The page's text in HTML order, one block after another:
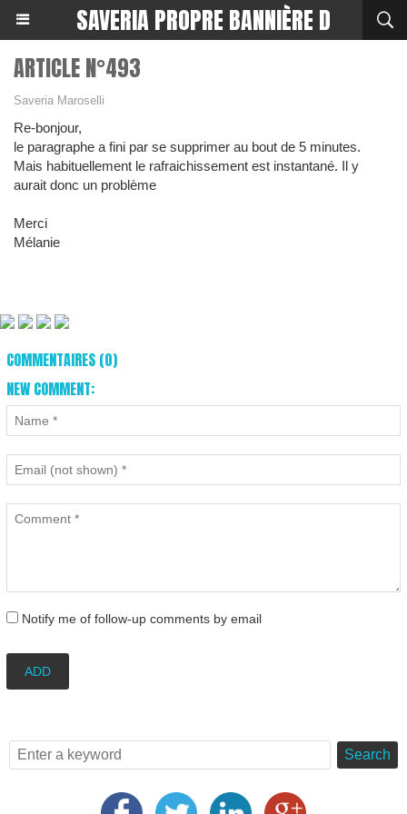
SAVERIA PROPRE BANNIÈRE D
ARTICLE N°493
Saveria Maroselli
Re-bonjour,
le paragraphe a fini par se supprimer au bout de 5 minutes.
Mais habituellement le rafraichissement est instantané. Il y
aurait donc un problème
Merci
Mélanie
COMMENTAIRES (0)
NEW COMMENT:
Notify me of follow-up comments by email
ADD
Search